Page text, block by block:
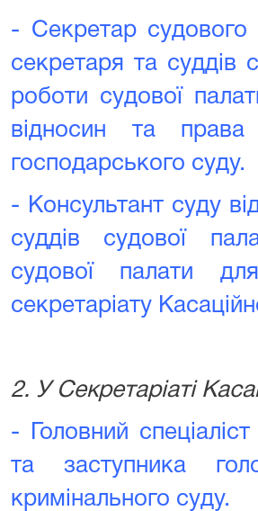
- Секретар судового
секретаря та суддів
роботи судової
відносин та права
господарського суду.
- Консультант суду
суддів судової
судової палати
секретаріату
2. У Секретаріаті
- Головний
та заступника
кримінального суду.